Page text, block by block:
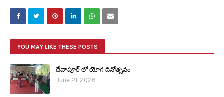
YOU MAY LIKE THESE POSTS
దేవాపూర్ లో యోగ దినోత్సవం
June 21, 2026